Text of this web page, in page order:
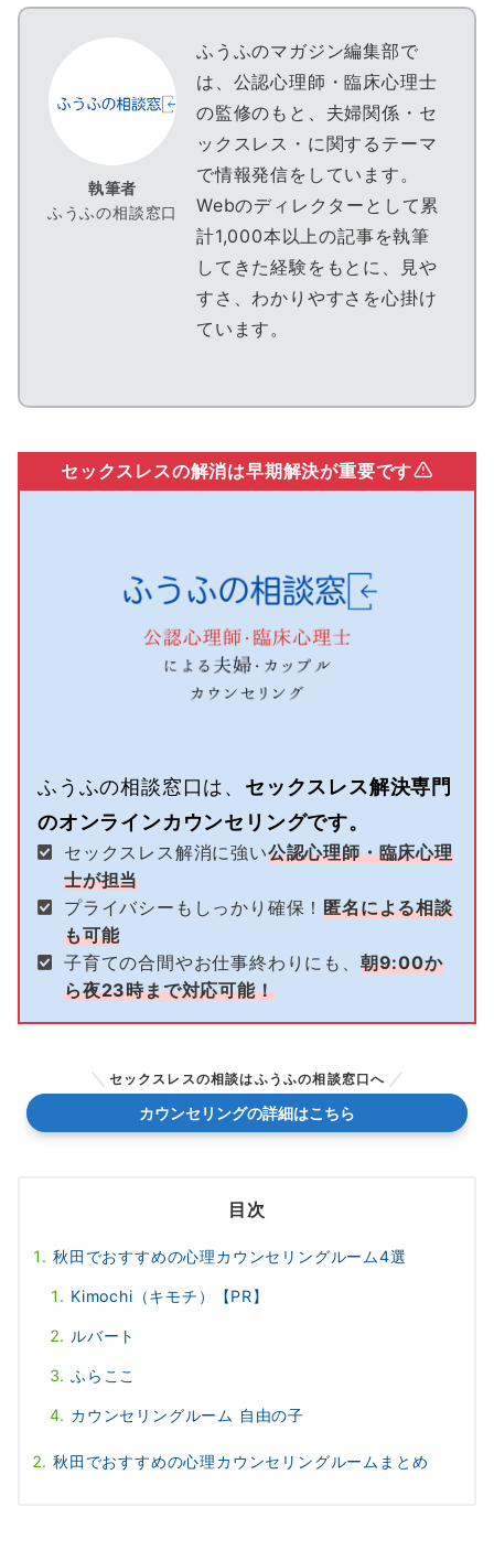
執筆者
ふうふの相談窓口
ふうふのマガジン編集部で
は、公認心理師・臨床心理士
の監修のもと、夫婦関係・セ
ックスレス・に関するテーマ
で情報発信をしています。
Webのディレクターとして累
計1,000本以上の記事を執筆
してきた経験をもとに、見や
すさ、わかりやすさを心掛け
ています。
セックスレスの解消は早期解決が重要です
ふうふの相談窓口は、 セックスレス解決専門
のオンラインカウンセリングです。
セックスレス解消に強い公認心理師・臨床心理
士が担当
プライバシーもしっかり確保！匿名による相談
も可能
子育ての合間やお仕事終わりにも、 朝9:00か
ら夜23時まで対応可能！
セックスレスの相談はふうふの相談窓口へ
カウンセリングの詳細はこちら
目次
秋田でおすすめの心理カウンセリングルーム4選
Kimochi（キモチ）【PR】
ルバート
ふらここ
カウンセリングルーム 自由の子
秋田でおすすめの心理カウンセリングルームまとめ